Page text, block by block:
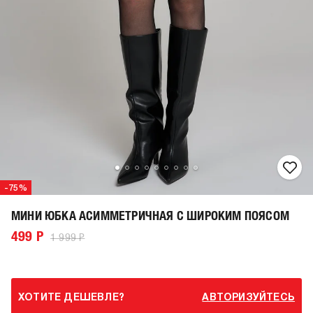
-75%
МИНИ ЮБКА АСИММЕТРИЧНАЯ С ШИРОКИМ ПОЯСОМ
499 Р 1 999 Р
ХОТИТЕ ДЕШЕВЛЕ? АВТОРИЗУЙТЕСЬ